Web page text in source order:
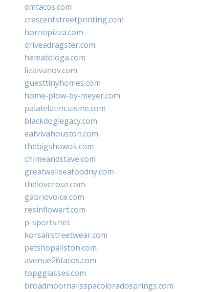
dmtacos.com
crescentstreetprinting.com
hornopizza.com
driveadragster.com
hematologa.com
lizaivanov.com
guesttinyhomes.com
home-plow-by-meyer.com
palatelatincuisine.com
blackdoglegacy.com
eatvivahouston.com
thebigshowok.com
chimeandstave.com
greatwallseafoodny.com
theloverose.com
gabriovoice.com
resinflowart.com
p-sports.net
korsairstreetwear.com
petshopallston.com
avenue26tacos.com
topgglasses.com
broadmoornailsspacoloradosprings.com